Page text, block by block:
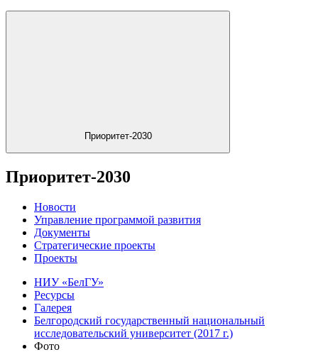
Приоритет-2030
Приоритет-2030
Новости
Управление программой развития
Документы
Стратегические проекты
Проекты
НИУ «БелГУ»
Ресурсы
Галерея
Белгородский государственный национальный
исследовательский университет (2017 г.)
Фото